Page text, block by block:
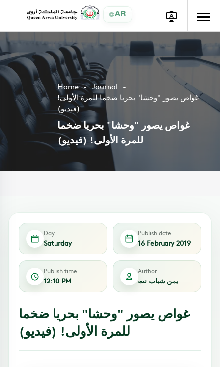
AR
Home
Journal
غواص يصور "وحشا" بحريا ضخما للمرة الأولى!
(فيديو)
غواص يصور "وحشا" بحريا ضخما
للمرة الأولى! (فيديو)
Day
Saturday
Publish date
16 February 2019
Publish time
12:10 PM
Author
يمن شباب نت
غواص يصور "وحشا" بحريا ضخما
للمرة الأولى! (فيديو)